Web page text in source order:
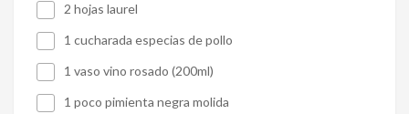
2 hojas laurel
1 cucharada especias de pollo
1 vaso vino rosado (200ml)
1 poco pimienta negra molida